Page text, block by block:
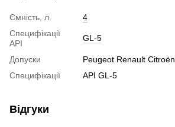
Ємність, л.
4
Специфікації
API
GL-5
Допуски
Peugeot Renault Citroën
Специфікації
API GL-5
Відгуки